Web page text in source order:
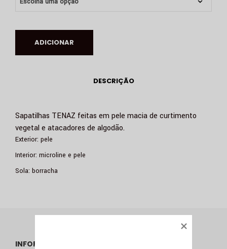
ADICIONAR
DESCRIÇÃO
Sapatilhas TENAZ feitas em pele macia de curtimento
vegetal e atacadores de algodão.
Exterior: pele
Interior: microline e pele
Sola: borracha
INFORMAÇÕES